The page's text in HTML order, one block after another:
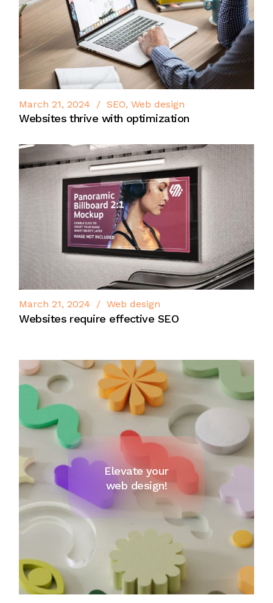
March 21, 2024 SEO Web design
Websites thrive with optimization
March 21, 2024 Web design
Websites require effective SEO
Elevate your
web design!